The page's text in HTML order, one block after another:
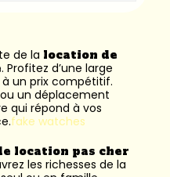
de la location de
. Profitez d’une large
un prix compétitif.
un déplacement
qui répond à vos
fake watches
location pas cher
les richesses de la